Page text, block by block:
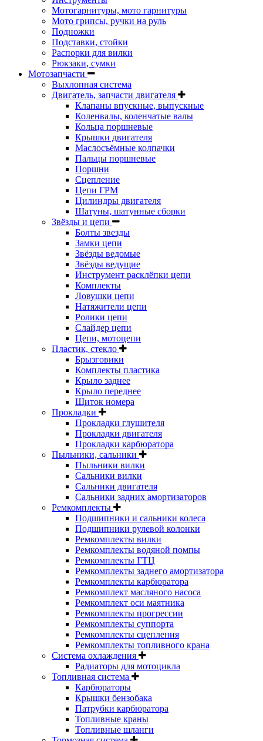
Мотогарнитуры, мото гарнитуры
Мото грипсы, ручки на руль
Подножки
Подставки, стойки
Распорки для вилки
Рюкзаки, сумки
Мотозапчасти
Выхлопная система
Двигатель, запчасти двигателя
Клапаны впускные, выпускные
Коленвалы, коленчатые валы
Кольца поршневые
Крышки двигателя
Маслосъёмные колпачки
Пальцы поршневые
Поршни
Сцепление
Цепи ГРМ
Цилиндры двигателя
Шатуны, шатунные сборки
Звёзды и цепи
Болты звезды
Замки цепи
Звёзды ведомые
Звёзды ведущие
Инструмент расклёпки цепи
Комплекты
Ловушки цепи
Натяжители цепи
Ролики цепи
Слайдер цепи
Цепи, мотоцепи
Пластик, стекло
Брызговики
Комплекты пластика
Крыло заднее
Крыло переднее
Щиток номера
Прокладки
Прокладки глушителя
Прокладки двигателя
Прокладки карбюратора
Пыльники, сальники
Пыльники вилки
Сальники вилки
Сальники двигателя
Сальники задних амортизаторов
Ремкомплекты
Подшипники и сальники колеса
Подшипники рулевой колонки
Ремкомплекты вилки
Ремкомплекты водяной помпы
Ремкомплекты ГТЦ
Ремкомплекты заднего амортизатора
Ремкомплекты карбюратора
Ремкомплект масляного насоса
Ремкомплект оси маятника
Ремкомплекты прогрессии
Ремкомплекты суппорта
Ремкомплекты сцепления
Ремкомплекты топливного крана
Система охлаждения
Радиаторы для мотоцикла
Топливная система
Карбюраторы
Крышки бензобака
Патрубки карбюратора
Топливные краны
Топливные шланги